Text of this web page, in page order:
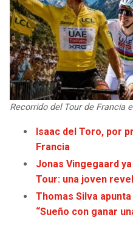
COLTS
JAGUARS
TITANS
GIANTS
EAGLES
COMMANDERS
MAGIC
WIZARDS
WARRIORS
LAKERS
SUNS
KINGS
Recorrido del Tour de Francia
Isaac del Toro, por
Francia
Jonas Vingegaard
Tour: una joven
Thomas Silva
“Sueño con ganar